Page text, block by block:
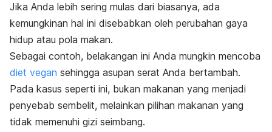
Jika Anda lebih sering mulas dari biasanya, ada
kemungkinan hal ini disebabkan oleh perubahan gaya
hidup atau pola makan.
Sebagai contoh, belakangan ini Anda mungkin mencoba
diet vegan sehingga asupan serat Anda bertambah.
Pada kasus seperti ini, bukan makanan yang menjadi
penyebab sembelit, melainkan pilihan makanan yang
tidak memenuhi gizi seimbang.